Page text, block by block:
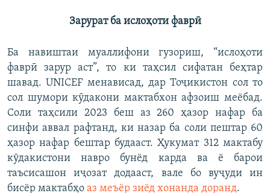
Зарурат ба ислоҳоти фаврӣ
Ба навиштаи муаллифони гузориш, “ислоҳоти
фаврӣ зарур аст”, то ки таҳсил сифатан беҳтар
шавад. UNICEF менависад, дар Тоҷикистон сол то
сол шумори кӯдакони мактабхон афзоиш меёбад.
Соли таҳсили 2023 беш аз 260 ҳазор нафар ба
синфи аввал рафтанд, ки назар ба соли пештар 60
ҳазор нафар бештар будааст. Ҳукумат 312 мактабу
кӯдакистони навро бунёд карда ва ё барои
таъсисашон иҷозат додааст, вале бо вуҷуди ин
бисёр мактабҳо аз меъёр зиёд хонанда доранд.